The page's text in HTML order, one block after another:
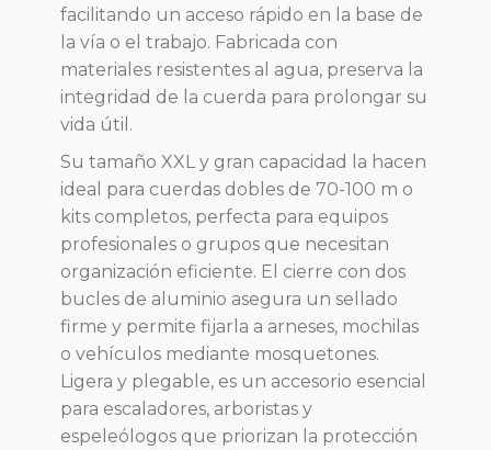
facilitando un acceso rápido en la base de
la vía o el trabajo. Fabricada con
materiales resistentes al agua, preserva la
integridad de la cuerda para prolongar su
vida útil.
Su tamaño XXL y gran capacidad la hacen
ideal para cuerdas dobles de 70-100 m o
kits completos, perfecta para equipos
profesionales o grupos que necesitan
organización eficiente. El cierre con dos
bucles de aluminio asegura un sellado
firme y permite fijarla a arneses, mochilas
o vehículos mediante mosquetones.
Ligera y plegable, es un accesorio esencial
para escaladores, arboristas y
espeleólogos que priorizan la protección